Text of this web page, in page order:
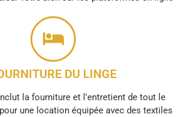
DU LINGE
la fourniture et l'entretient de tout le
une location équipée avec des textiles